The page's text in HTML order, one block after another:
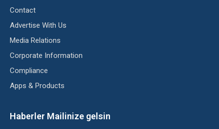
Contact
Advertise With Us
Media Relations
Corporate Information
Compliance
Apps & Products
Haberler Mailinize gelsin